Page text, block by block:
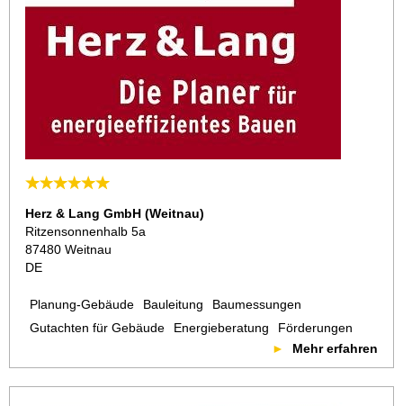
Herz & Lang GmbH (Weitnau)
Ritzensonnenhalb 5a
87480 Weitnau
DE
Planung-Gebäude Bauleitung
Baumessungen
Gutachten für Gebäude
Energieberatung
Förderungen
Mehr erfahren